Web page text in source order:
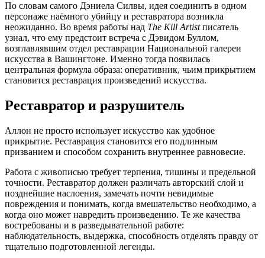
По словам самого Дэниела Силвы, идея соединить в одном
персонаже наёмного убийцу и реставратора возникла
неожиданно. Во время работы над The Kill Artistписатель
узнал, что ему предстоит встреча с Дэвидом Буллом,
возглавлявшим отдел реставрации Национальной галереи
искусства в Вашингтоне. Именно тогда появилась
центральная формула образа: оперативник, чьим прикрытием
становится реставрация произведений искусства.
Реставратор и разрушитель
Аллон не просто использует искусство как удобное
прикрытие. Реставрация становится его подлинным
призванием и способом сохранить внутреннее равновесие.
Работа с живописью требует терпения, тишины и предельной
точности. Реставратор должен различать авторский слой и
позднейшие наслоения, замечать почти невидимые
повреждения и понимать, когда вмешательство необходимо, а
когда оно может навредить произведению. Те же качества
востребованы и в разведывательной работе:
наблюдательность, выдержка, способность отделять правду от
тщательно подготовленной легенды.